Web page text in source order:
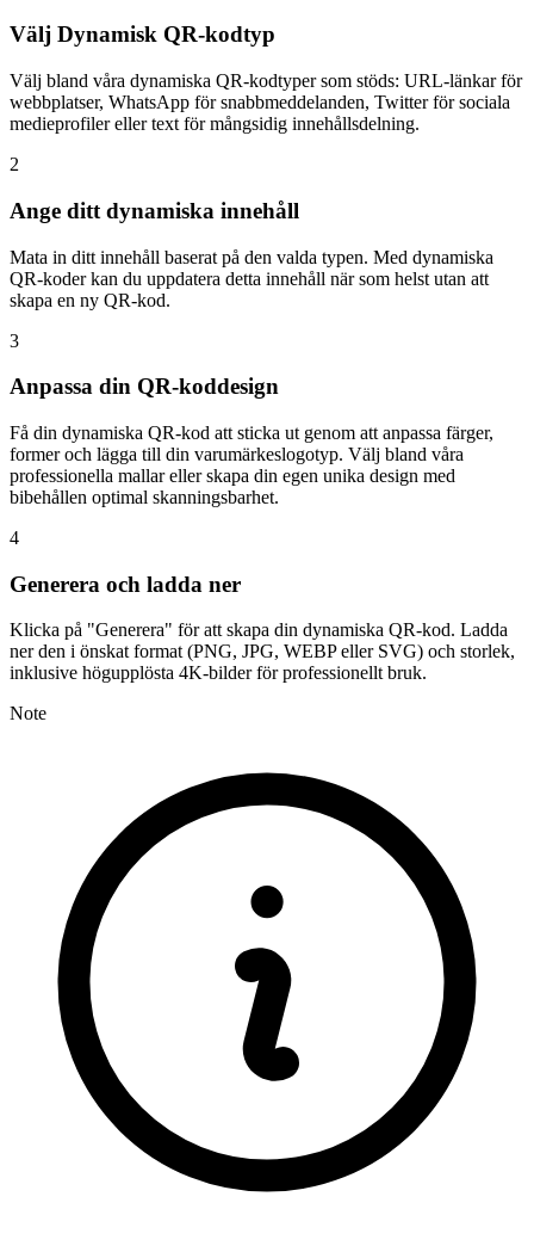
Välj Dynamisk QR-kodtyp
Välj bland våra dynamiska QR-kodtyper som stöds: URL-länkar för
webbplatser, WhatsApp för snabbmeddelanden, Twitter för sociala
medieprofiler eller text för mångsidig innehållsdelning.
2
Ange ditt dynamiska innehåll
Mata in ditt innehåll baserat på den valda typen. Med dynamiska
QR-koder kan du uppdatera detta innehåll när som helst utan att
skapa en ny QR-kod.
3
Anpassa din QR-koddesign
Få din dynamiska QR-kod att sticka ut genom att anpassa färger,
former och lägga till din varumärkeslogotyp. Välj bland våra
professionella mallar eller skapa din egen unika design med
bibehållen optimal skanningsbarhet.
4
Generera och ladda ner
Klicka på "Generera" för att skapa din dynamiska QR-kod. Ladda
ner den i önskat format (PNG, JPG, WEBP eller SVG) och storlek,
inklusive högupplösta 4K-bilder för professionellt bruk.
Note